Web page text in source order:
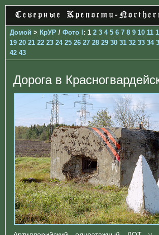
Домой > КрУР / Фото I: 1 2 3 4 5 6 7 8 9 10 11
19 20 21 22 23 24 25 26 27 28 29 30 31 32 33 34
42 43
Дорога в